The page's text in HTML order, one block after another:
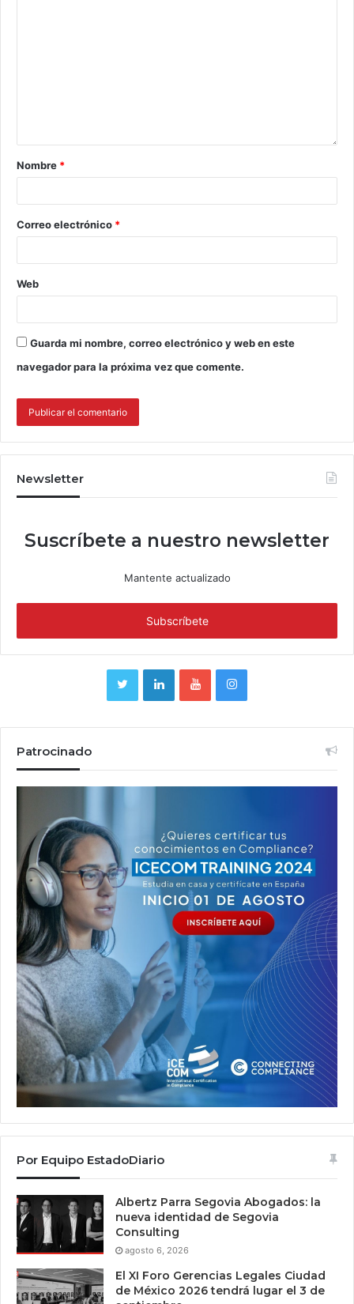
Nombre *
Correo electrónico *
Web
Guarda mi nombre, correo electrónico y web en este
navegador para la próxima vez que comente.
Newsletter
Suscríbete a nuestro newsletter
Mantente actualizado
Patrocinado
Por Equipo EstadoDiario
Albertz Parra Segovia Abogados: la
nueva identidad de Segovia
Consulting
agosto 6, 2026
El XI Foro Gerencias Legales Ciudad
de México 2026 tendrá lugar el 3 de